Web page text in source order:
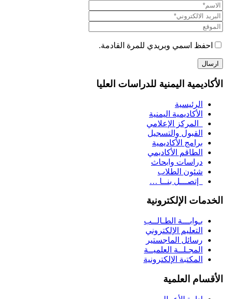
احفظ اسمي وبريدي للمرة القادمة.
الأكاديمية اليمنية للدراسات العليا
الرئيسية
الأكاديمية اليمنية
المركز الإعلامي
القبول والتسجيل
برامج الأكاديمية
الطاقم الأكاديمي
دراسات وابحاث
شئون الطلاب
إتصـــل بنــا …
الخدمات الإلكترونية
بـوابـــة الطـالــب
التعليم الإلكتروني
رسائل الماجستير
المجـلــة العلميــة
المكتبة الإلكترونية
الأقسام العلمية